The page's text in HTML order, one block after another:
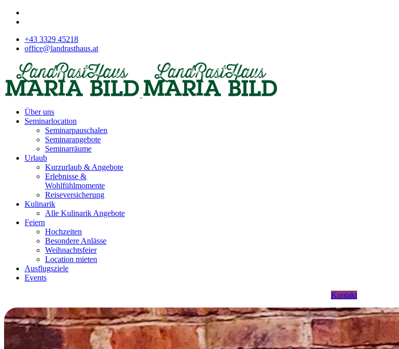
+43 3329 45218
office@landrasthaus.at
Über uns
Seminarlocation
Seminarpauschalen
Seminarangebote
Seminarräume
Urlaub
Kurzurlaub & Angebote
Erlebnisse &
Wohlfühlmomente
Reiseversicherung
Kulinarik
Alle Kulinarik Angebote
Feiern
Hochzeiten
Besondere Anlässe
Weihnachtsfeier
Location mieten
Ausflugsziele
Events
Kontakt